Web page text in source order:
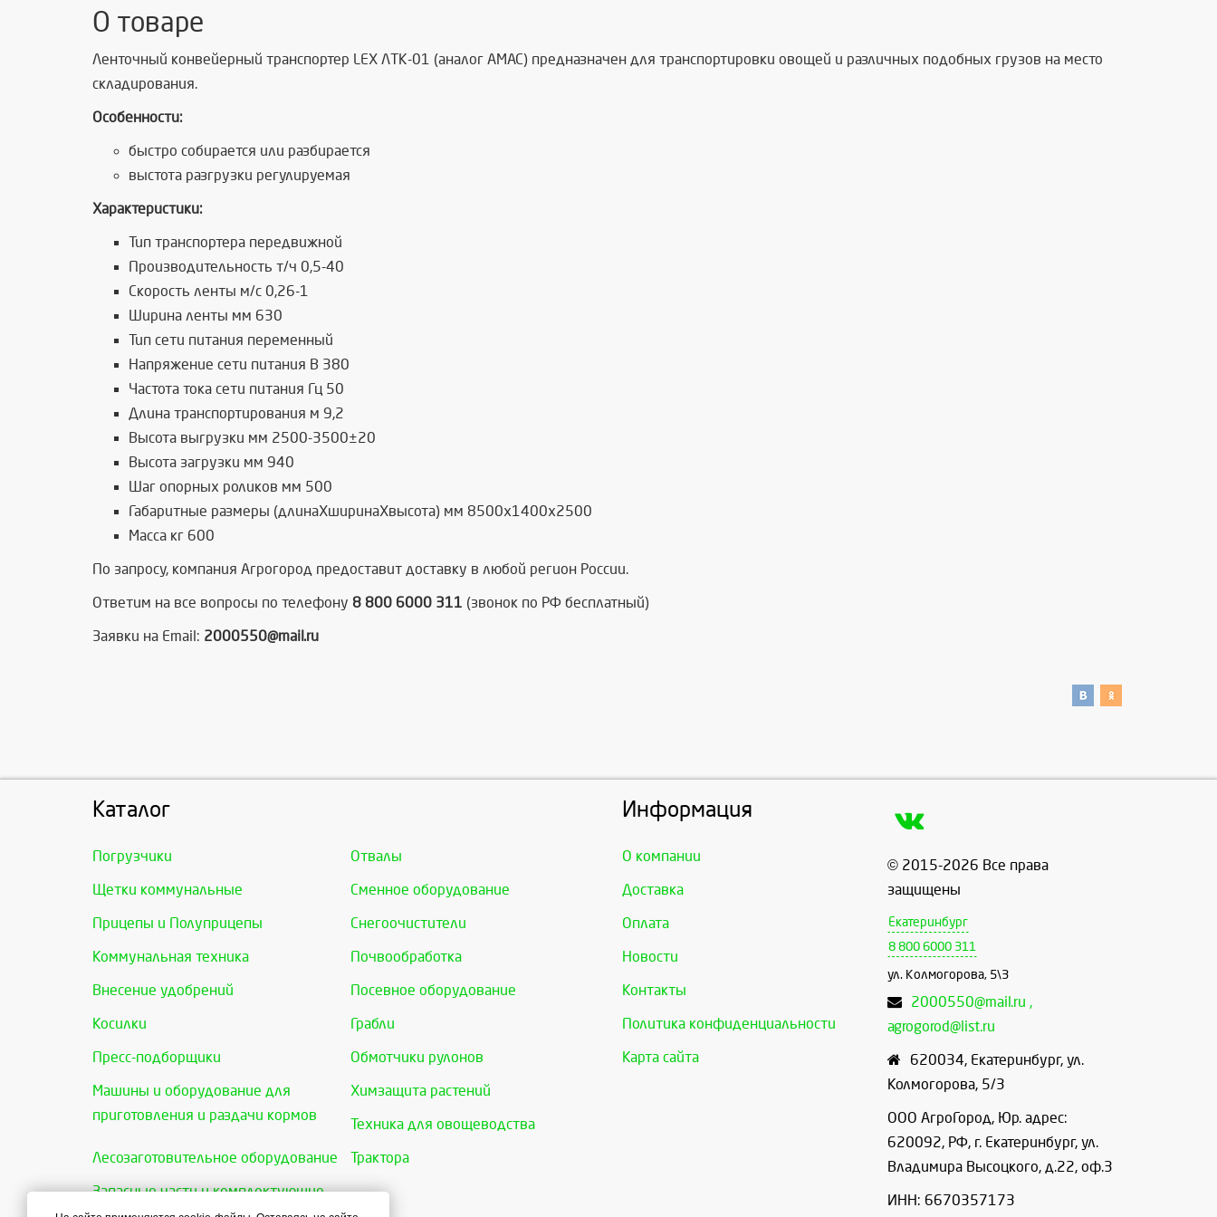
О товаре
Ленточный конвейерный транспортер LEX ЛТК-01 (аналог AMAC) предназначен для транспортировки овощей и различных подобных грузов на место
складирования.
Особенности:
быстро собирается или разбирается
выстота разгрузки регулируемая
Характеристики:
Тип транспортера передвижной
Производительность т/ч 0,5-40
Скорость ленты м/с 0,26-1
Ширина ленты мм 630
Тип сети питания переменный
Напряжение сети питания В 380
Частота тока сети питания Гц 50
Длина транспортирования м 9,2
Высота выгрузки мм 2500-3500±20
Высота загрузки мм 940
Шаг опорных роликов мм 500
Габаритные размеры (длинаХширинаХвысота) мм 8500х1400х2500
Масса кг 600
По запросу, компания Агрогород предоставит доставку в любой регион России.
Ответим на все вопросы по телефону 8 800 6000 311 (звонок по РФ бесплатный)
Заявки на Email: 2000550@mail.ru
Каталог
Погрузчики Отвалы
Щетки коммунальные Сменное оборудование
Прицепы и Полуприцепы Снегоочистители
Коммунальная техника Почвообработка
Внесение удобрений Посевное оборудование
Косилки Грабли
Пресс-подборщики Обмотчики рулонов
Машины и оборудование для
приготовления и раздачи кормов
Химзащита растений
Техника для овощеводства
Лесозаготовительное оборудование Трактора
Запасные части и комплектующие
Информация
О компании
Доставка
Оплата
Новости
Контакты
Политика конфиденциальности
Карта сайта
© 2015-2026 Все права
защищены
Екатеринбург
8 800 6000 311
ул. Колмогорова, 5\3
2000550@mail.ru ,
agrogorod@list.ru
620034, Екатеринбург, ул.
Колмогорова, 5/3
ООО АгроГород, Юр. адрес:
620092, РФ, г. Екатеринбург, ул.
Владимира Высоцкого, д.22, оф.3
ИНН: 6670357173